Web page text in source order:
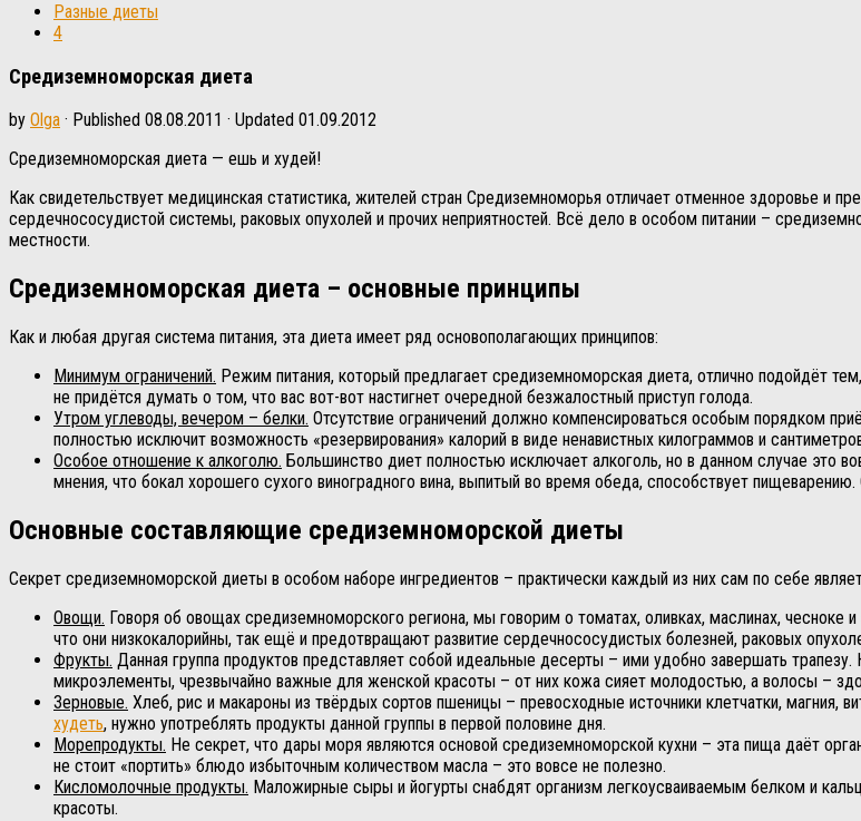
Разные диеты
4
Средиземноморская диета
by Olga · Published 08.08.2011 · Updated 01.09.2012
Средиземноморская диета — ешь и худей!
Как свидетельствует медицинская статистика, жителей стран Средиземноморья отличает отменное здоровье и
сердечнососудистой системы, раковых опухолей и прочих неприятностей. Всё дело в особом питании –
местности.
Средиземноморская диета – основные принципы
Как и любая другая система питания, эта диета имеет ряд основополагающих принципов:
Минимум ограничений. Режим питания, который предлагает средиземноморская диета, отлично подойдёт
не придётся думать о том, что вас вот-вот настигнет очередной безжалостный приступ голода.
Утром углеводы, вечером – белки. Отсутствие ограничений должно компенсироваться особым порядком
полностью исключит возможность «резервирования» калорий в виде ненавистных килограммов и
Особое отношение к алкоголю. Большинство диет полностью исключает алкоголь, но в данном случае это
мнения, что бокал хорошего сухого виноградного вина, выпитый во время обеда, способствует
Основные составляющие средиземноморской диеты
Секрет средиземноморской диеты в особом наборе ингредиентов – практически каждый из них сам по себе
Овощи. Говоря об овощах средиземноморского региона, мы говорим о томатах, оливках, маслинах,
что они низкокалорийны, так ещё и предотвращают развитие сердечнососудистых болезней, раковых
Фрукты. Данная группа продуктов представляет собой идеальные десерты – ими удобно завершать
микроэлементы, чрезвычайно важные для женской красоты – от них кожа сияет молодостью, а волосы –
Зерновые. Хлеб, рис и макароны из твёрдых сортов пшеницы – превосходные источники клетчатки, магния,
худеть, нужно употреблять продукты данной группы в первой половине дня.
Морепродукты. Не секрет, что дары моря являются основой средиземноморской кухни – эта пища даёт
не стоит «портить» блюдо избыточным количеством масла – это вовсе не полезно.
Кисломолочные продукты. Маложирные сыры и йогурты снабдят организм легкоусваиваемым белком и
красоты.